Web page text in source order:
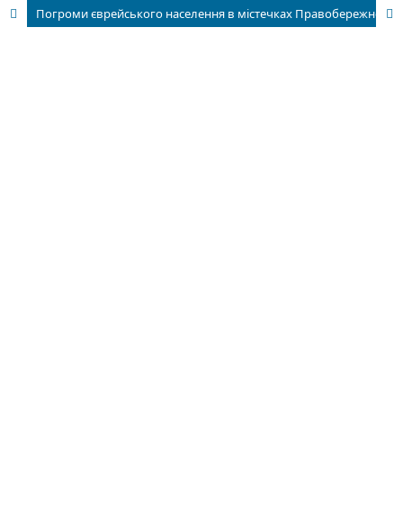
Погроми єврейського населення в містечках Правобережної України в імперську добу (1881 — лютий 1917 рр.)